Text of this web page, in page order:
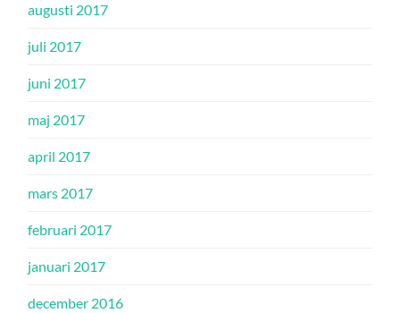
augusti 2017
juli 2017
juni 2017
maj 2017
april 2017
mars 2017
februari 2017
januari 2017
december 2016